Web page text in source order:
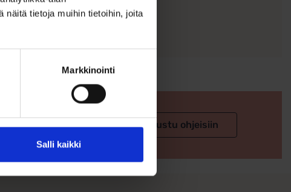
näitä tietoja muihin tietoihin, joita
Markkinointi
Salli kaikki
valintaan Tutustu ohjeisiin